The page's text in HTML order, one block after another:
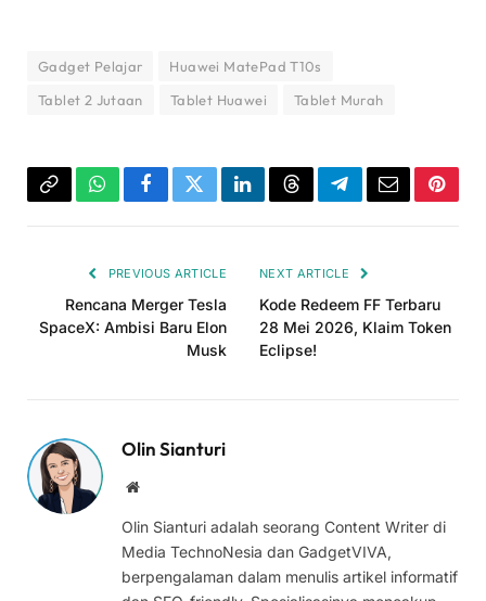
Gadget Pelajar
Huawei MatePad T10s
Tablet 2 Jutaan
Tablet Huawei Tablet Murah
Copy WhatsAppFacebookTwitterLinkedInThreadsTelegramEmail
PREVIOUS ARTICLE
Rencana Merger Tesla
SpaceX: Ambisi Baru Elon
Musk
NEXT ARTICLE
Kode Redeem FF Terbaru
28 Mei 2026, Klaim Token
Eclipse!
Olin Sianturi
Website
Olin Sianturi adalah seorang Content Writer di
Media TechnoNesia dan GadgetVIVA,
berpengalaman dalam menulis artikel informatif